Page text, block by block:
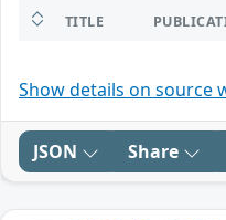
TITLE
Show details on source
JSON Share